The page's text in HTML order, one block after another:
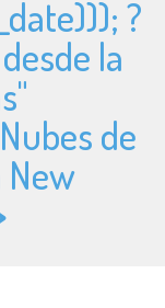
?
la
de